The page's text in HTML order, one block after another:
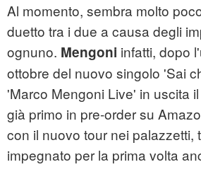
Al momento, sembra molto
duetto tra i due a causa degli
ognuno. Mengoni infatti, dopo
ottobre del nuovo singolo 'Sai
'Marco Mengoni Live' in uscita
già primo in pre-order su
con il nuovo tour nei palazzetti,
impegnato per la prima volta